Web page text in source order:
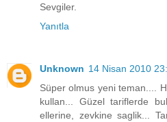
Sevgiler.
Yanıtla
Unknown 14 Nisan 2010
Süper olmus yeni teman....
kullan... Güzel tariflerde
ellerine, zevkine saglik...